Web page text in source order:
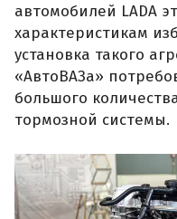
автомобилей LADA
характеристикам
установка такого
«АвтоВАЗа»
большого
тормозной системы.